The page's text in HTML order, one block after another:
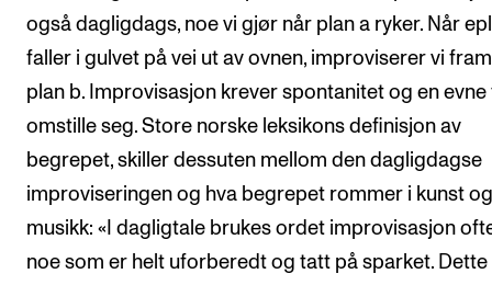
også dagligdags, noe vi gjør når plan a ryker. Når
faller i gulvet på vei ut av ovnen, improviserer vi
plan b. Improvisasjon krever spontanitet og en evne
omstille seg. Store norske leksikons definisjon av
begrepet, skiller dessuten mellom den dagligdagse
improviseringen og hva begrepet rommer i kunst og
musikk: «I dagligtale brukes ordet improvisasjon
noe som er helt uforberedt og tatt på sparket. Dette